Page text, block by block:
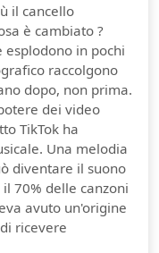
il cancello
è cambiato ?
esplodono in pochi
raccolgono
dopo, non prima.
dei video
TikTok ha
Una melodia
diventare il suono
70% delle canzoni
avuto un'origine
ricevere